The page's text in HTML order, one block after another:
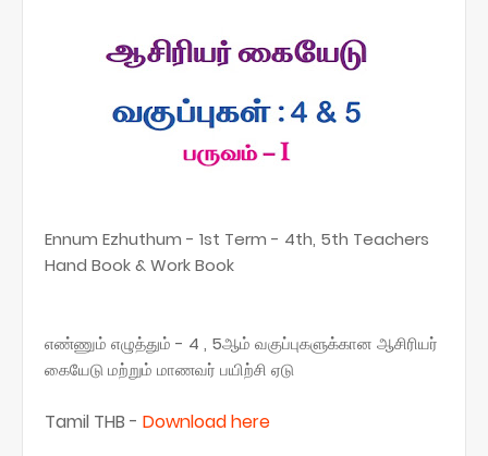
Ennum Ezhuthum - 1st Term - 4th, 5th Teachers
Hand Book & Work Book
எண்ணும் எழுத்தும் - 4 , 5ஆம் வகுப்புகளுக்கான ஆசிரியர்
கையேடு மற்றும் மாணவர் பயிற்சி ஏடு
Tamil THB - Download here